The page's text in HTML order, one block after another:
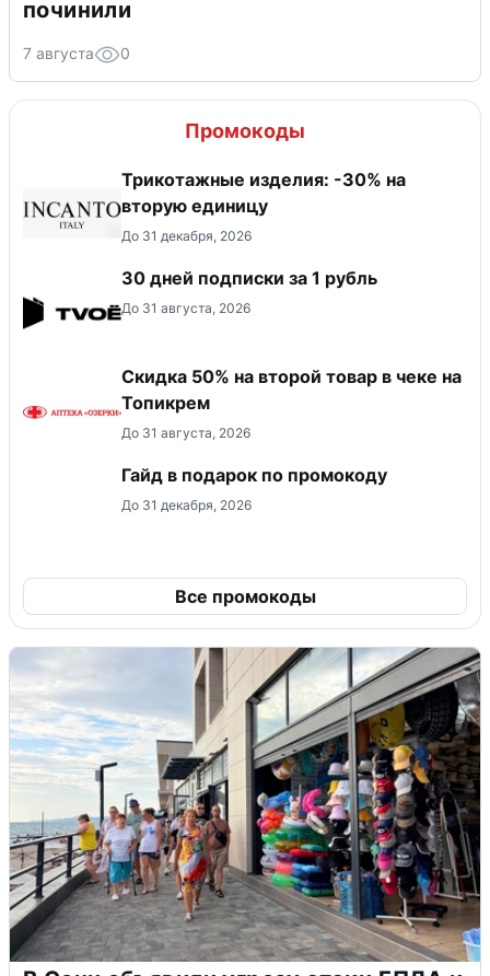
починили
7 августа 0
Промокоды
Трикотажные изделия: -30% на
вторую единицу
До 31 декабря, 2026
30 дней подписки за 1 рубль
До 31 августа, 2026
Скидка 50% на второй товар в чеке на
Топикрем
До 31 августа, 2026
Гайд в подарок по промокоду
До 31 декабря, 2026
Все промокоды